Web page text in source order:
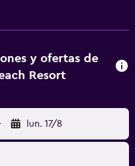
personal gratuitos y
Hull ofrece acceso a
con plancha y cortinas
todos los días. En el
y bañera de hidromasaje.
incluyen
y ofertas de
Resort
lun. 17/8